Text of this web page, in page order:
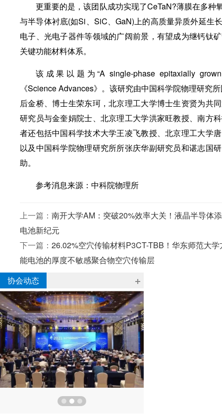
更重要的是，该团队成功实现了CeTaN?薄膜在多种
与半导体衬底(如Si、SiC、GaN)上的高质量异质外延生
电子、光电子器件等领域的广阔前景，有望成为继钙钛
关键功能材料体系。
该成果以题为“A single-phase epitaxially
《Science Advances》。该研究由中国科学院物理研究
后金桥、博士生荣东珂，北京理工大学博士生资贤为共
研究员与金奎娟院士、北京理工大学洪家旺教授、南方
者还包括中国科学技术大学王凌飞教授、北京理工大学
以及中国科学院物理研究所所张庆华副研究员和谌志国
助。
参考消息来源：中科院物理所
上一篇： 南开大学AM：突破20%效率大关！液晶半导体
电池新纪元
下一篇： 26.02%空穴传输材料P3CT-TBB！华东师范大
能电池的厚度不敏感聚合物空穴传输层
协会动态